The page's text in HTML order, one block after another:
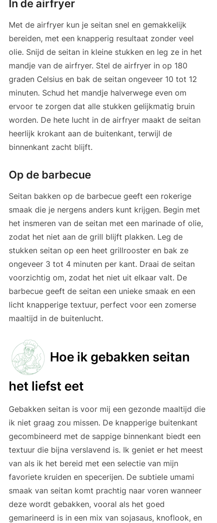
In de airfryer
Met de airfryer kun je seitan snel en gemakkelijk
bereiden, met een knapperig resultaat zonder veel
olie. Snijd de seitan in kleine stukken en leg ze in het
mandje van de airfryer. Stel de airfryer in op 180
graden Celsius en bak de seitan ongeveer 10 tot 12
minuten. Schud het mandje halverwege even om
ervoor te zorgen dat alle stukken gelijkmatig bruin
worden. De hete lucht in de airfryer maakt de seitan
heerlijk krokant aan de buitenkant, terwijl de
binnenkant zacht blijft.
Op de barbecue
Seitan bakken op de barbecue geeft een rokerige
smaak die je nergens anders kunt krijgen. Begin met
het insmeren van de seitan met een marinade of olie,
zodat het niet aan de grill blijft plakken. Leg de
stukken seitan op een heet grillrooster en bak ze
ongeveer 3 tot 4 minuten per kant. Draai de seitan
voorzichtig om, zodat het niet uit elkaar valt. De
barbecue geeft de seitan een unieke smaak en een
licht knapperige textuur, perfect voor een zomerse
maaltijd in de buitenlucht.
Hoe ik gebakken seitan
het liefst eet
Gebakken seitan is voor mij een gezonde maaltijd die
ik niet graag zou missen. De knapperige buitenkant
gecombineerd met de sappige binnenkant biedt een
textuur die bijna verslavend is. Ik geniet er het meest
van als ik het bereid met een selectie van mijn
favoriete kruiden en specerijen. De subtiele umami
smaak van seitan komt prachtig naar voren wanneer
deze wordt gebakken, vooral als het goed
gemarineerd is in een mix van sojasaus, knoflook, en